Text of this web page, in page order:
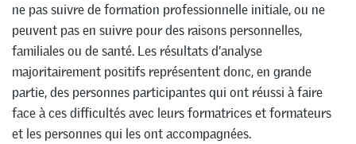
ne pas suivre de formation professionnelle initiale, ou ne
peuvent pas en suivre pour des raisons personnelles,
familiales ou de santé. Les résultats d’analyse
majoritairement positifs représentent donc, en grande
partie, des personnes participantes qui ont réussi à faire
face à ces difficultés avec leurs formatrices et formateurs
et les personnes qui les ont accompagnées.